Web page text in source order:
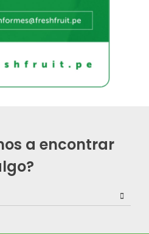
a encontrar